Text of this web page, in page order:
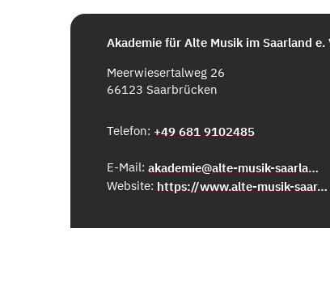
Akademie für Alte Musik im Saarland e.
Meerwiesertalweg 26
66123 Saarbrücken
Telefon: +49 681 9102485
E-Mail:
akademie@alte-musik-saarland.de
Website:
https://www.alte-musik-saar.de/